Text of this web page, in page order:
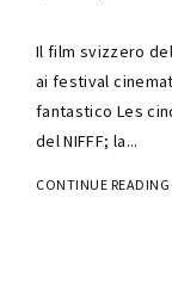
Il film svizzero
ai festival
fantastico Les
del NIFFF; la...
CONTINUE READING